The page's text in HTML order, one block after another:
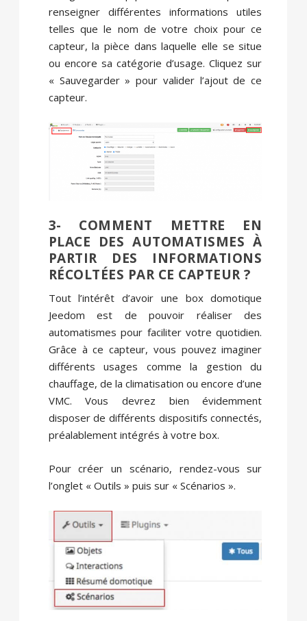
renseigner différentes informations utiles
telles que le nom de votre choix pour ce
capteur, la pièce dans laquelle elle se situe
ou encore sa catégorie d’usage. Cliquez sur
« Sauvegarder » pour valider l’ajout de ce
capteur.
3- COMMENT METTRE EN
PLACE DES AUTOMATISMES À
PARTIR DES INFORMATIONS
RÉCOLTÉES PAR CE CAPTEUR ?
Tout l’intérêt d’avoir une box domotique
Jeedom est de pouvoir réaliser des
automatismes pour faciliter votre quotidien.
Grâce à ce capteur, vous pouvez imaginer
différents usages comme la gestion du
chauffage, de la climatisation ou encore d’une
VMC. Vous devrez bien évidemment
disposer de différents dispositifs connectés,
préalablement intégrés à votre box.
Pour créer un scénario, rendez-vous sur
l’onglet « Outils » puis sur « Scénarios ».